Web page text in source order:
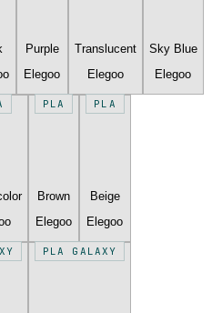
Purple
Elegoo
Translucent
Elegoo
Sky Blue
Elegoo
PLA
Brown
Elegoo
PLA
Beige
Elegoo
PLA GALAXY